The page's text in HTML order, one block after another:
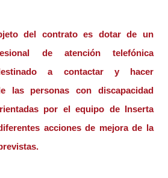
del contrato es dotar de un
de atención telefónica
a contactar y hacer
las personas con discapacidad
por el equipo de Inserta
acciones de mejora de la